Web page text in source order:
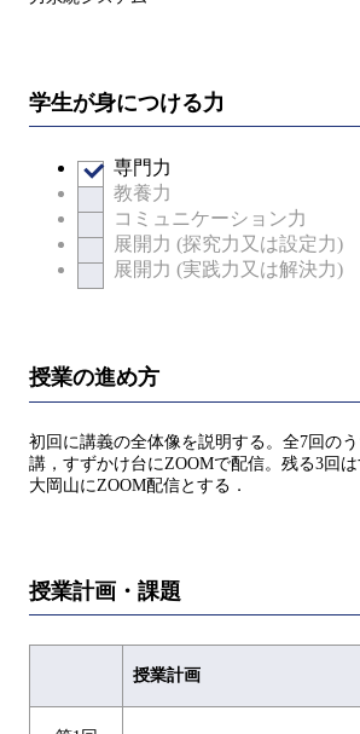
学生が身につける力
専門力
教養力
コミュニケーション力
展開力 (探究力又は設定力)
展開力 (実践力又は解決力)
授業の進め方
初回に講義の全体像を説明する。全7回の
講，すずかけ台にZOOMで配信。残る3回は
大岡山にZOOM配信とする．
授業計画・課題
授業計画